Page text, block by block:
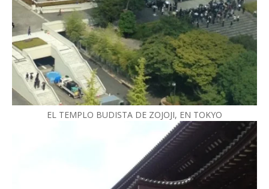
EL TEMPLO BUDISTA DE ZOJOJI, EN TOKYO